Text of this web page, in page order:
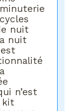
nuit
nuit
n’est
kit